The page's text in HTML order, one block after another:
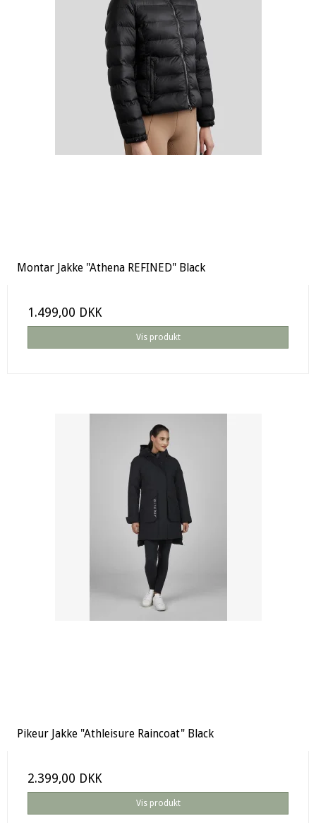
Montar Jakke "Athena REFINED" Black
1.499,00 DKK
Vis produkt
Pikeur Jakke "Athleisure Raincoat" Black
2.399,00 DKK
Vis produkt